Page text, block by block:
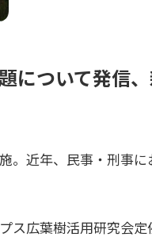
について発信
。近年、民事・刑事
ス広葉樹活用研究会